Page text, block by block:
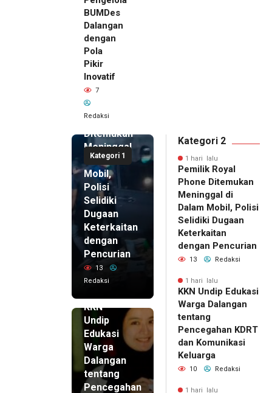
BUMDes
Dalangan
dengan
Pola
Pikir
Inovatif
7
Redaksi
Kategori 1
1 hari lalu
Pemilik
Royal
Phone
Ditemukan
Meninggal
di Dalam
Mobil,
Polisi
Selidiki
Dugaan
Keterkaitan
dengan
Pencurian
13
Redaksi
KKN
Undip
Edukasi
Warga
Dalangan
tentang
Pencegahan
Kategori 2
1 hari lalu
Pemilik Royal
Phone Ditemukan
Meninggal di
Dalam Mobil, Polisi
Selidiki Dugaan
Keterkaitan
dengan Pencurian
13 Redaksi
1 hari lalu
KKN Undip Edukasi
Warga Dalangan
tentang
Pencegahan KDRT
dan Komunikasi
Keluarga
10 Redaksi
1 hari lalu